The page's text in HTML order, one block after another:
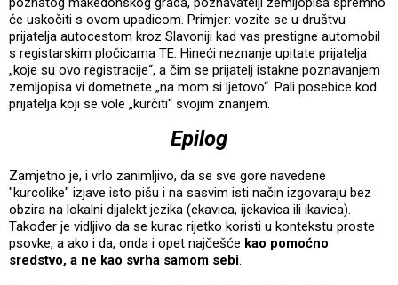
će uskočiti s ovom upadicom. Primjer: vozite se u društvu
prijatelja autocestom kroz Slavoniji kad vas prestigne automobil
s registarskim pločicama TE. Hineći neznanje upitate prijatelja
„koje su ovo registracije“, a čim se prijatelj istakne poznavanjem
zemljopisa vi dometnete „na mom si ljetovo“. Pali posebice kod
prijatelja koji se vole „kurčiti“ svojim znanjem.
Epilog
Zamjetno je, i vrlo zanimljivo, da se sve gore navedene
"kurcolike" izjave isto pišu i na sasvim isti način izgovaraju bez
obzira na lokalni dijalekt jezika (ekavica, ijekavica ili ikavica).
Također je vidljivo da se kurac rijetko koristi u kontekstu proste
psovke, a ako i da, onda i opet najčešće kao pomoćno
sredstvo, a ne kao svrha samom sebi.